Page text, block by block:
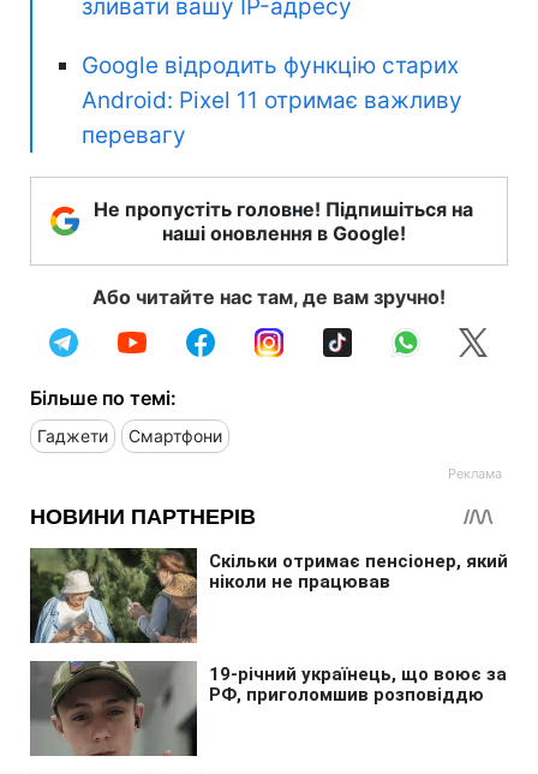
зливати вашу IP-адресу
Google відродить функцію старих
Android: Pixel 11 отримає важливу
перевагу
Не пропустіть головне! Підпишіться на
наші оновлення в Google!
Або читайте нас там, де вам зручно!
Більше по темі:
Гаджети Смартфони